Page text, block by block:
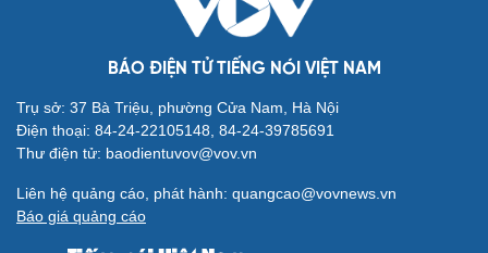
BÁO ĐIỆN TỬ TIẾNG NÓI VIỆT NAM
Trụ sở: 37 Bà Triệu, phường Cửa Nam, Hà Nội
Điện thoại: 84-24-22105148, 84-24-39785691
Thư điện tử: baodientuvov@vov.vn
Liên hệ quảng cáo, phát hành: quangcao@vovnews.vn
Báo giá quảng cáo